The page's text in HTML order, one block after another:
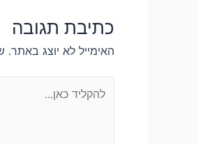
כתיבת תגובה
האימייל לא יוצג באתר.